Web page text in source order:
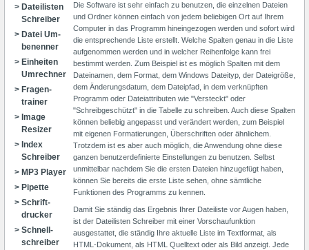
Datei­listen
Schrei­ber
Datei Um­
be­nen­ner
Ein­hei­ten
Um­rechner
Fra­gen­
trainer
Image
Resizer
Index
Schrei­ber
MP3 Player
Pipette
Schrift­
drucker
Schnell­
schrei­ber
Die Software ist sehr einfach zu benutzen, die einzelnen Dateien
und Ordner können einfach von jedem beliebigen Ort auf Ihrem
Computer in das Programm hineingezogen werden und sofort wird
die entsprechende Liste erstellt. Welche Spalten genau in die Liste
aufgenommen werden und in welcher Reihenfolge kann frei
bestimmt werden. Zum Beispiel ist es möglich Spalten mit dem
Dateinamen, dem Format, dem Windows Dateityp, der Dateigröße,
dem Änderungsdatum, dem Dateipfad, in dem verknüpften
Programm oder Dateiattributen wie "Versteckt" oder
"Schreibgeschützt" in die Tabelle zu schreiben. Auch diese Spalten
können beliebig angepasst und verändert werden, zum Beispiel
mit eigenen Formatierungen, Überschriften oder ähnlichem.
Trotzdem ist es aber auch möglich, die Anwendung ohne diese
ganzen benutzerdefinierte Einstellungen zu benutzen. Selbst
unmittelbar nachdem Sie die ersten Dateien hinzugefügt haben,
können Sie bereits die erste Liste sehen, ohne sämtliche
Funktionen des Programms zu kennen.
Damit Sie ständig das Ergebnis Ihrer Dateiliste vor Augen haben,
ist der Dateilisten Schreiber mit einer Vorschaufunktion
ausgestattet, die ständig Ihre aktuelle Liste im Textformat, als
HTML-Dokument, als HTML Quelltext oder als Bild anzeigt. Jede